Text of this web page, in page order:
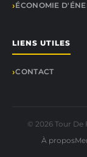
ÉCONOMIE
LIENS UTILES
CONTACT
© 2026 Tour De
À propos